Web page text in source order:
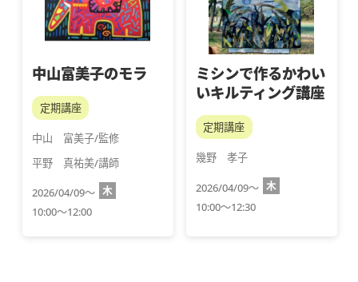
中山富美子のモラ
定期講座
中山　富美子/監修
平野　真祐美/講師
2026/04/09～ 木
10:00～12:00
ミシンで作るかわい
いキルティング講座
定期講座
幾野　孝子
2026/04/09～ 木
10:00～12:30